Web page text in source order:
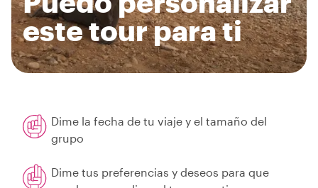
este tour para ti
Dime la fecha de tu viaje y el tamaño del
grupo
Dime tus preferencias y deseos para que